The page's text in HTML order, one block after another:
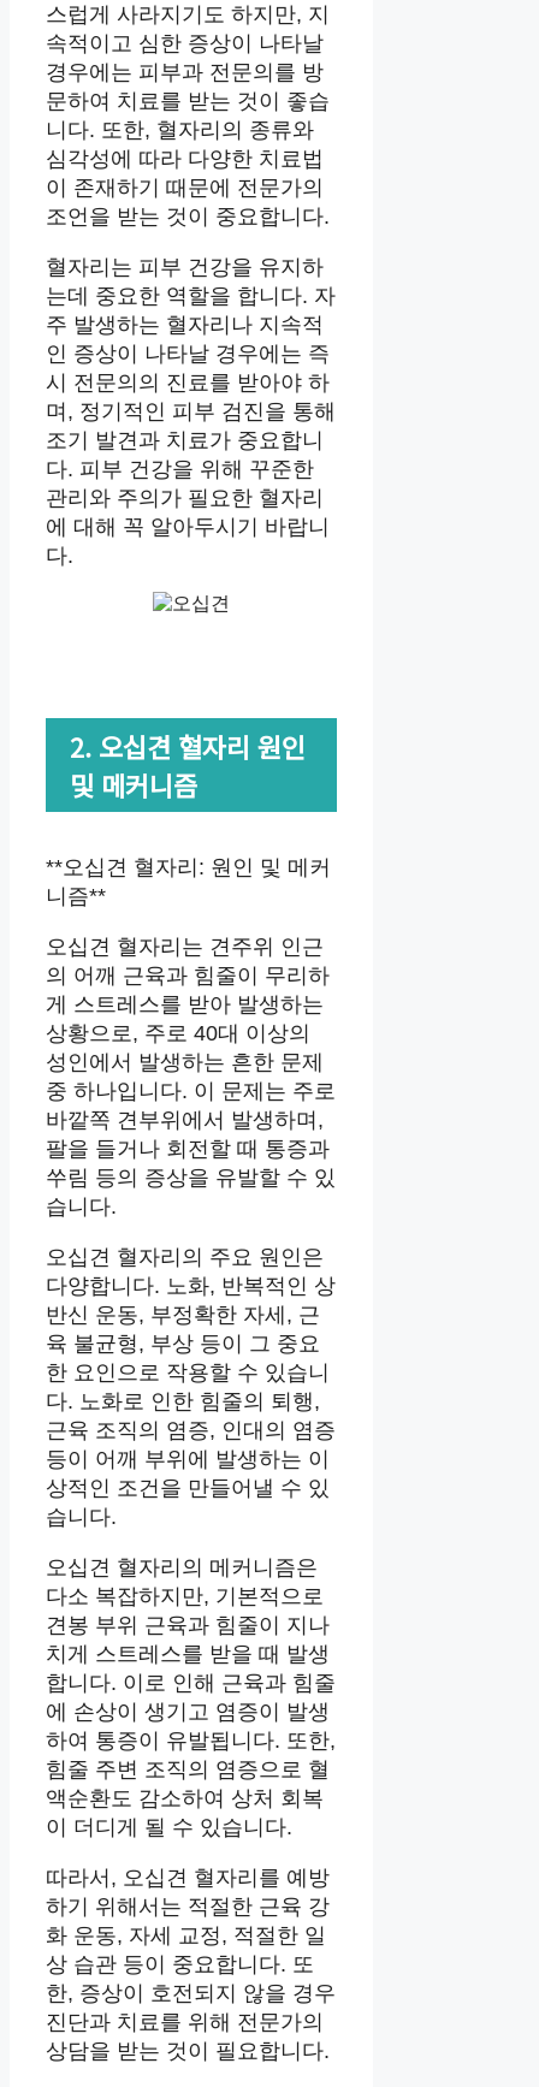
스럽게 사라지기도 하지만, 지
속적이고 심한 증상이 나타날
경우에는 피부과 전문의를 방
문하여 치료를 받는 것이 좋습
니다. 또한, 혈자리의 종류와
심각성에 따라 다양한 치료법
이 존재하기 때문에 전문가의
조언을 받는 것이 중요합니다.
혈자리는 피부 건강을 유지하
는데 중요한 역할을 합니다. 자
주 발생하는 혈자리나 지속적
인 증상이 나타날 경우에는 즉
시 전문의의 진료를 받아야 하
며, 정기적인 피부 검진을 통해
조기 발견과 치료가 중요합니
다. 피부 건강을 위해 꾸준한
관리와 주의가 필요한 혈자리
에 대해 꼭 알아두시기 바랍니
다.
2. 오십견 혈자리 원인
및 메커니즘
**오십견 혈자리: 원인 및 메커
니즘**
오십견 혈자리는 견주위 인근
의 어깨 근육과 힘줄이 무리하
게 스트레스를 받아 발생하는
상황으로, 주로 40대 이상의
성인에서 발생하는 흔한 문제
중 하나입니다. 이 문제는 주로
바깥쪽 견부위에서 발생하며,
팔을 들거나 회전할 때 통증과
쑤림 등의 증상을 유발할 수 있
습니다.
오십견 혈자리의 주요 원인은
다양합니다. 노화, 반복적인 상
반신 운동, 부정확한 자세, 근
육 불균형, 부상 등이 그 중요
한 요인으로 작용할 수 있습니
다. 노화로 인한 힘줄의 퇴행,
근육 조직의 염증, 인대의 염증
등이 어깨 부위에 발생하는 이
상적인 조건을 만들어낼 수 있
습니다.
오십견 혈자리의 메커니즘은
다소 복잡하지만, 기본적으로
견봉 부위 근육과 힘줄이 지나
치게 스트레스를 받을 때 발생
합니다. 이로 인해 근육과 힘줄
에 손상이 생기고 염증이 발생
하여 통증이 유발됩니다. 또한,
힘줄 주변 조직의 염증으로 혈
액순환도 감소하여 상처 회복
이 더디게 될 수 있습니다.
따라서, 오십견 혈자리를 예방
하기 위해서는 적절한 근육 강
화 운동, 자세 교정, 적절한 일
상 습관 등이 중요합니다. 또
한, 증상이 호전되지 않을 경우
진단과 치료를 위해 전문가의
상담을 받는 것이 필요합니다.